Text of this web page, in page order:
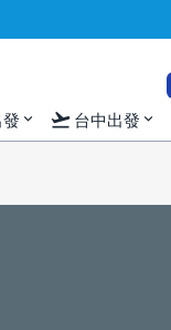
expand_more flight_takeoff 台中出發 expand_more